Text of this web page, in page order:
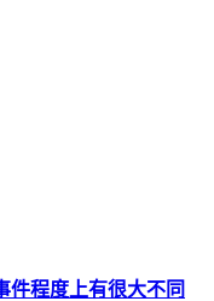
件程度上有很大不同